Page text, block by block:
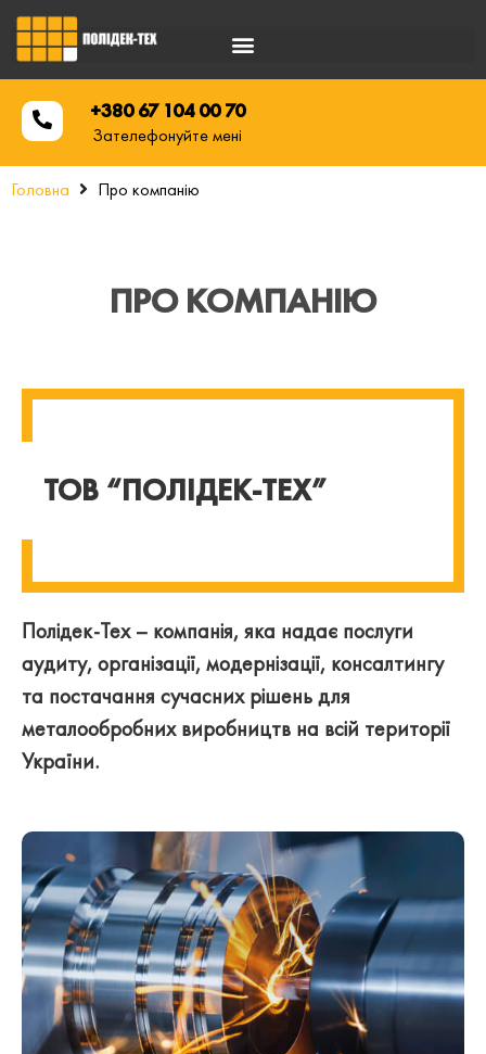
+380 67 104 00 70
Зателефонуйте мені
Головна Про компанію
ПРО КОМПАНІЮ
ТОВ “ПОЛІДЕК-ТЕХ”
Полідек-Тех – компанія, яка надає послуги
аудиту, організації, модернізації, консалтингу
та постачання сучасних рішень для
металообробних виробництв на всій території
України.